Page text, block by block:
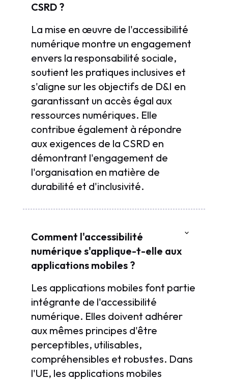
CSRD ?
La mise en œuvre de l'accessibilité
numérique montre un engagement
envers la responsabilité sociale,
soutient les pratiques inclusives et
s'aligne sur les objectifs de D&I en
garantissant un accès égal aux
ressources numériques. Elle
contribue également à répondre
aux exigences de la CSRD en
démontrant l'engagement de
l'organisation en matière de
durabilité et d'inclusivité.
Comment l'accessibilité
numérique s'applique-t-elle aux
applications mobiles ?
Les applications mobiles font partie
intégrante de l'accessibilité
numérique. Elles doivent adhérer
aux mêmes principes d'être
perceptibles, utilisables,
compréhensibles et robustes. Dans
l'UE, les applications mobiles